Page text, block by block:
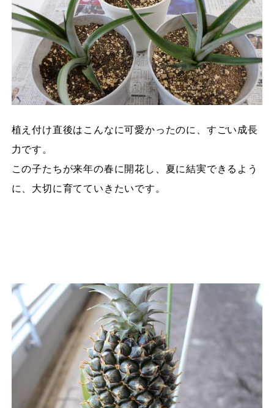
植え付け直後はこんなに可愛かったのに、すごい成長
力です。
この子たちが来年の春に開花し、夏に結実できるよう
に、大切に育てていきたいです。